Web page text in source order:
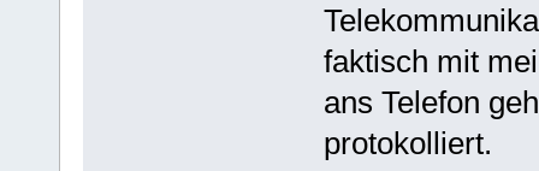
faktisch mit
ans Telefon
protokolliert.